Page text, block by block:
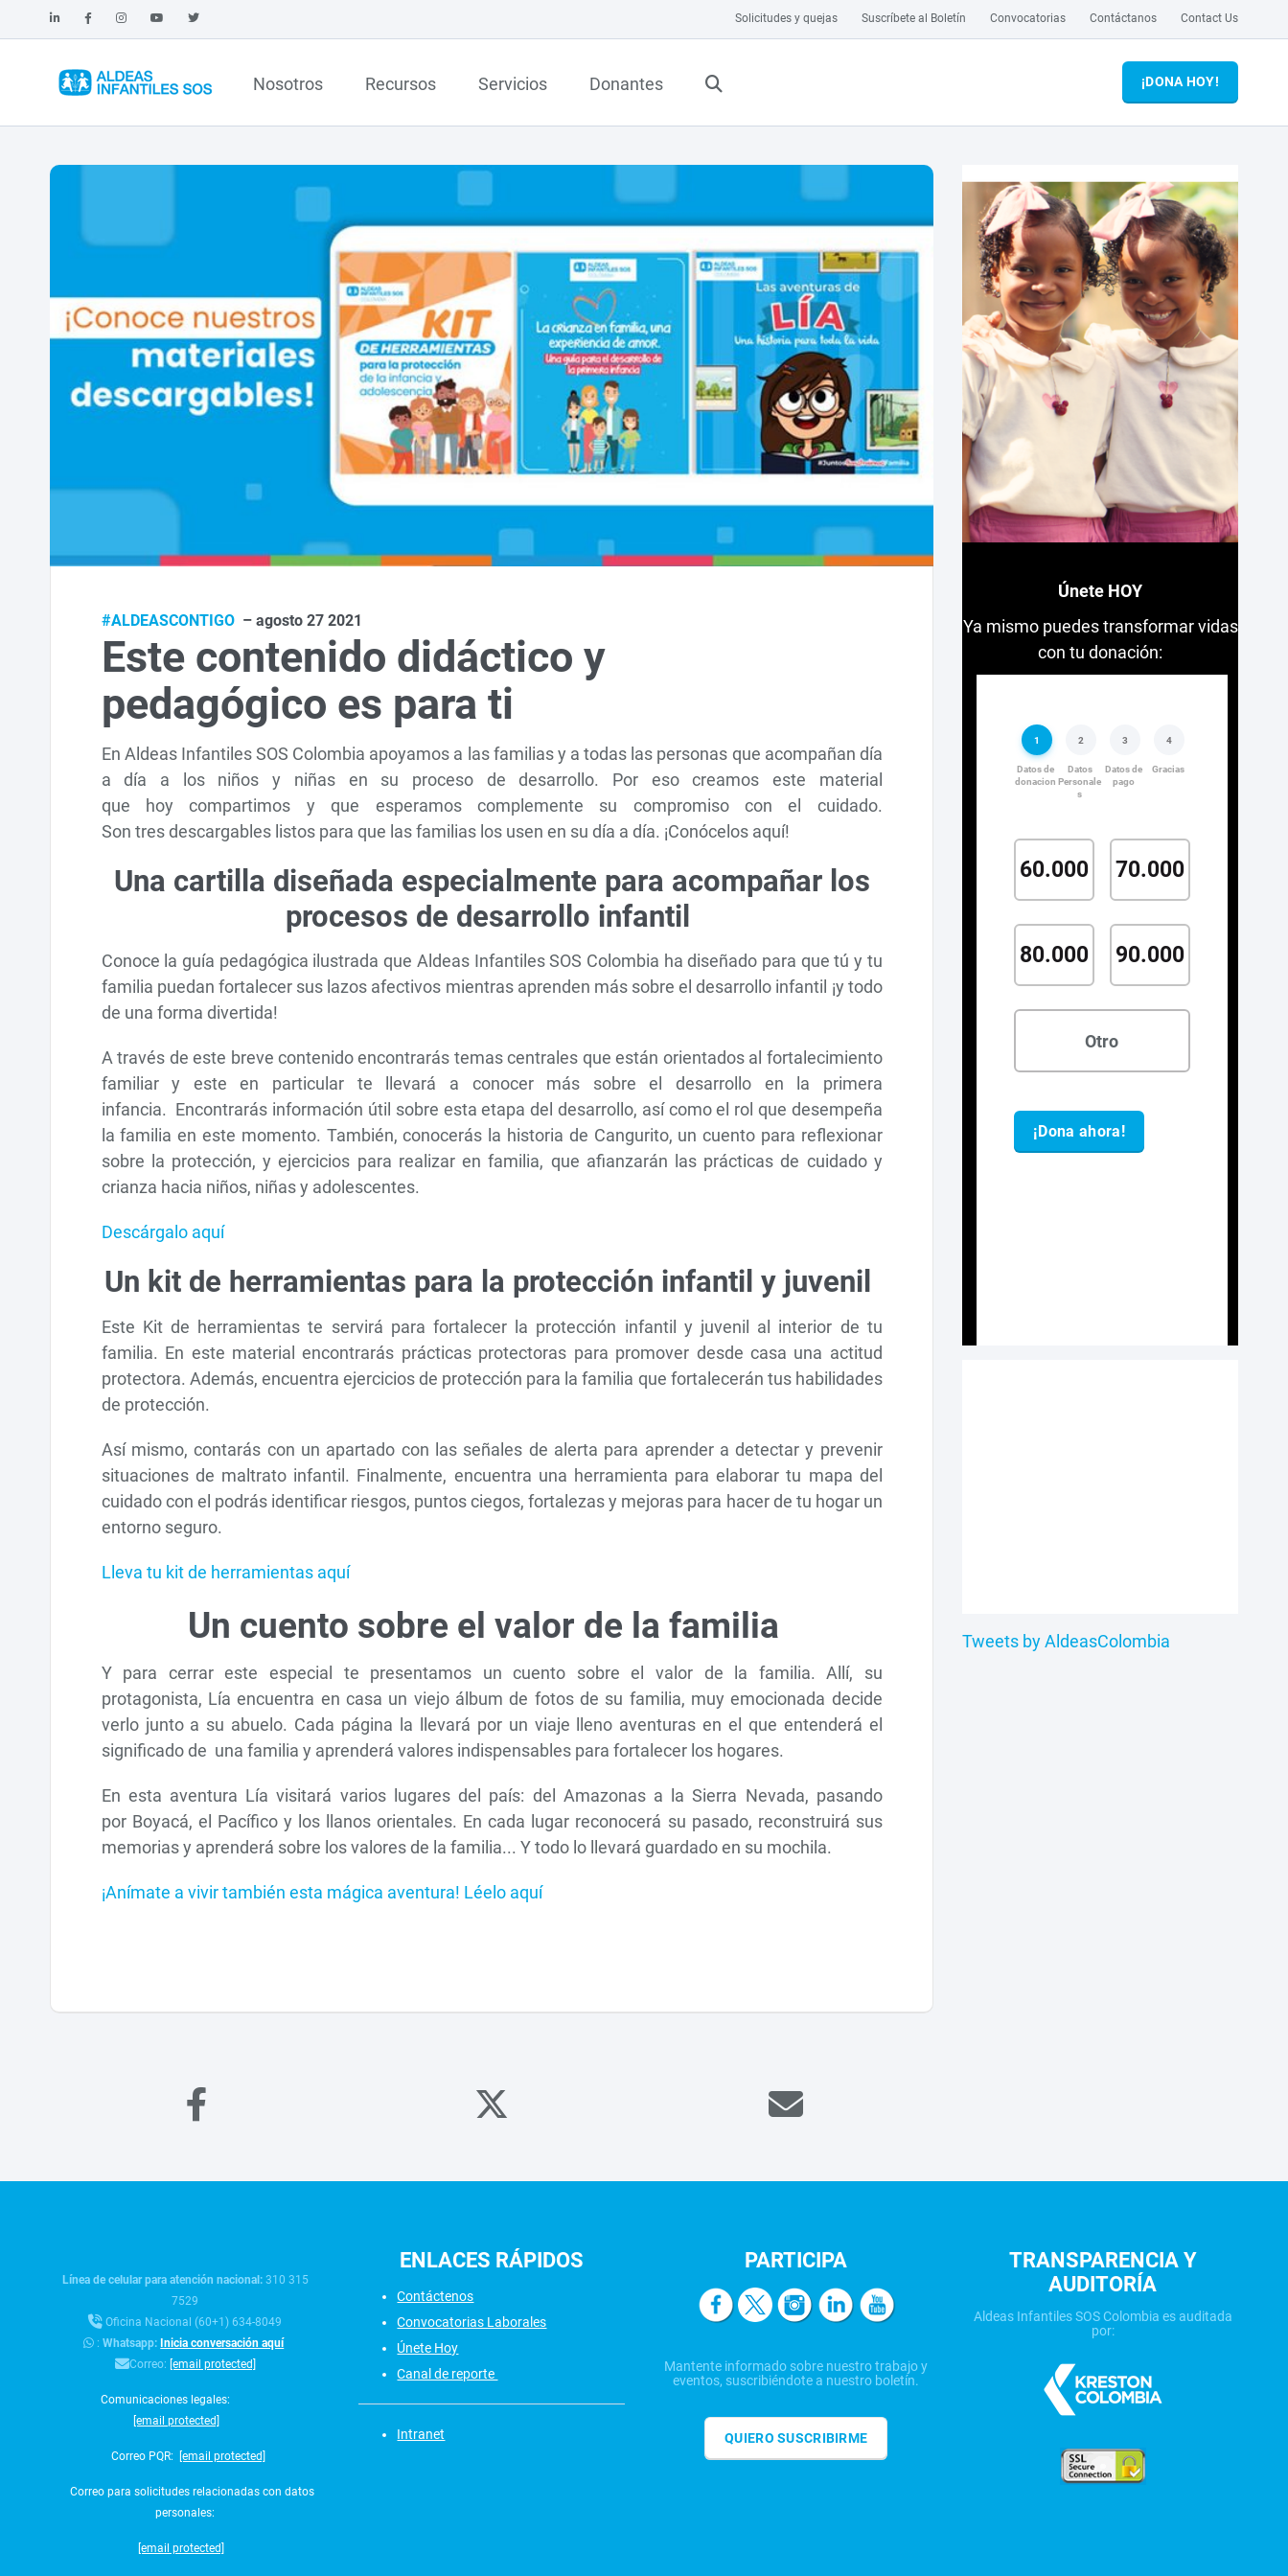
Solicitudes y quejas Suscríbete al Boletín Convocatorias Contáctanos Contact Us
Nosotros Recursos Servicios Donantes ¡DONA HOY!
#ALDEASCONTIGO – agosto 27 2021
Este contenido didáctico y
pedagógico es para ti
En Aldeas Infantiles SOS Colombia apoyamos a las familias y a todas las personas que acompañan día
a día a los niños y niñas en su proceso de desarrollo. Por eso creamos este material
que hoy compartimos y que esperamos complemente su compromiso con el cuidado.
Son tres descargables listos para que las familias los usen en su día a día. ¡Conócelos aquí!
Una cartilla diseñada especialmente para acompañar los
procesos de desarrollo infantil
Conoce la guía pedagógica ilustrada que Aldeas Infantiles SOS Colombia ha diseñado para que tú y tu
familia puedan fortalecer sus lazos afectivos mientras aprenden más sobre el desarrollo infantil ¡y todo
de una forma divertida!
A través de este breve contenido encontrarás temas centrales que están orientados al fortalecimiento
familiar y este en particular te llevará a conocer más sobre el desarrollo en la primera
infancia. Encontrarás información útil sobre esta etapa del desarrollo, así como el rol que desempeña
la familia en este momento. También, conocerás la historia de Cangurito, un cuento para reflexionar
sobre la protección, y ejercicios para realizar en familia, que afianzarán las prácticas de cuidado y
crianza hacia niños, niñas y adolescentes.
Descárgalo aquí
Un kit de herramientas para la protección infantil y juvenil
Este Kit de herramientas te servirá para fortalecer la protección infantil y juvenil al interior de tu
familia. En este material encontrarás prácticas protectoras para promover desde casa una actitud
protectora. Además, encuentra ejercicios de protección para la familia que fortalecerán tus habilidades
de protección.
Así mismo, contarás con un apartado con las señales de alerta para aprender a detectar y prevenir
situaciones de maltrato infantil. Finalmente, encuentra una herramienta para elaborar tu mapa del
cuidado con el podrás identificar riesgos, puntos ciegos, fortalezas y mejoras para hacer de tu hogar un
entorno seguro.
Lleva tu kit de herramientas aquí
Un cuento sobre el valor de la familia
Y para cerrar este especial te presentamos un cuento sobre el valor de la familia. Allí, su
protagonista, Lía encuentra en casa un viejo álbum de fotos de su familia, muy emocionada decide
verlo junto a su abuelo. Cada página la llevará por un viaje lleno aventuras en el que entenderá el
significado de una familia y aprenderá valores indispensables para fortalecer los hogares.
En esta aventura Lía visitará varios lugares del país: del Amazonas a la Sierra Nevada, pasando
por Boyacá, el Pacífico y los llanos orientales. En cada lugar reconocerá su pasado, reconstruirá sus
memorias y aprenderá sobre los valores de la familia... Y todo lo llevará guardado en su mochila.
¡Anímate a vivir también esta mágica aventura! Léelo aquí
Únete HOY
Ya mismo puedes transformar vidas
con tu donación:
Tweets by AldeasColombia
Línea de celular para atención nacional: 310 315
7529
Oficina Nacional (60+1) 634-8049
:Whatsapp:Inicia conversación aquí
Correo: [email protected]
Comunicaciones legales:
[email protected]
Correo PQR: [email protected]
Correo para solicitudes relacionadas con datos
personales:
[email protected]
ENLACES RÁPIDOS
Contáctenos
Convocatorias Laborales
Únete Hoy
Canal de reporte
Intranet
PARTICIPA
Mantente informado sobre nuestro trabajo y
eventos, suscribiéndote a nuestro boletín.
QUIERO SUSCRIBIRME
TRANSPARENCIA Y
AUDITORÍA
Aldeas Infantiles SOS Colombia es auditada
por: